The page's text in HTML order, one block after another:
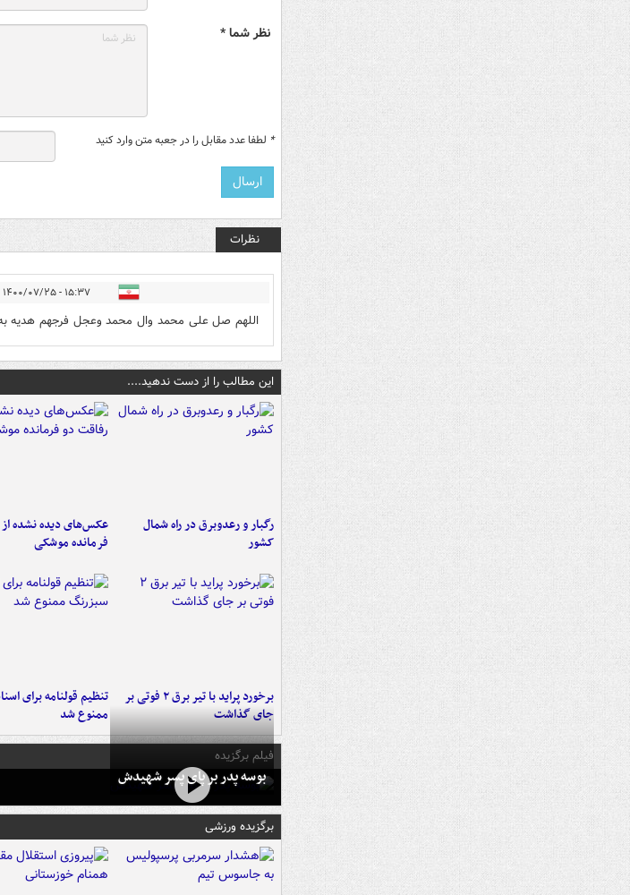
نظر شما *
* لطفا عدد مقابل را در جعبه متن وارد کنید
نظرات
۱۵:۳۷ - ۱۴۰۰/۰۷/۲۵
اللهم صل علی محمد وال محمد وعجل فرجهم هدیه
این مطالب را از دست ندهید....
رگبار و رعدوبرق در راه شمال
کشور
عکس‌های دیده نشده
فرمانده‌ موشکی
برخورد پراید با تیر برق ۲ فوتی بر
جای گذاشت
تنظیم قولنامه برای
ممنوع شد
فیلم برگزیده
بوسه‌ پدر بر پای پسر شهیدش
برگزیده ورزشی